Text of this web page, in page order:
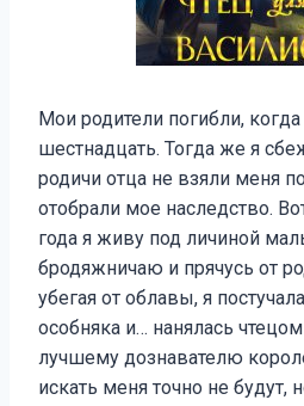
Мои родители погибли,
шестнадцать. Тогда же я
родичи отца не взяли меня
отобрали мое наследство.
года я живу под личиной
бродяжничаю и прячусь от
убегая от облавы, я
особняка и… нанялась
лучшему дознавателю
искать меня точно не будут,